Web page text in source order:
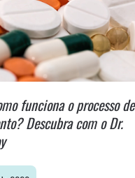
funciona o processo de
Descubra com o Dr.